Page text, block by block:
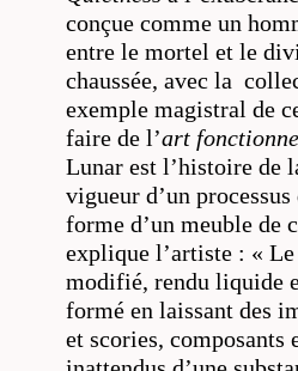
conçue comme un
entre le mortel et le
chaussée, avec la
exemple magistral de
faire de l’art
Lunar est l’histoire de
vigueur d’un
forme d’un meuble de
explique l’artiste : «
modifié, rendu liquide
formé en laissant des
et scories, composants